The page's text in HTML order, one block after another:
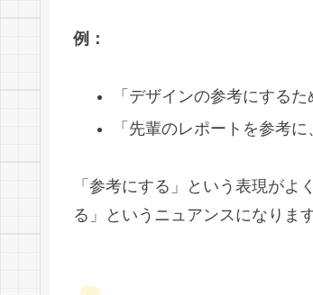
例：
「デザインの参考にする
「先輩のレポートを参考
「参考にする」という表現が
る」というニュアンスになります